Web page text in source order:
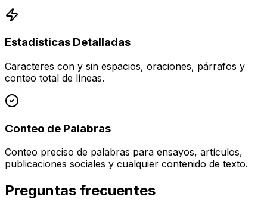
Estadísticas Detalladas
Caracteres con y sin espacios, oraciones, párrafos y
conteo total de líneas.
Conteo de Palabras
Conteo preciso de palabras para ensayos, artículos,
publicaciones sociales y cualquier contenido de texto.
Preguntas frecuentes